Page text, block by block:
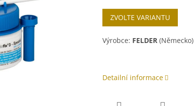
ZVOLTE VARIANTU
Výrobce: FELDER(Německo)
Detailní informace